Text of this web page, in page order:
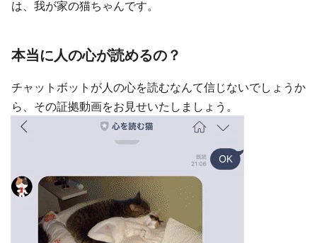
は、我が家の猫ちゃんです。
本当に人の心が読めるの？
チャットボットが人の心を読むなんて信じないでしょうか
ら、その証拠動画をお見せいたしましょう。